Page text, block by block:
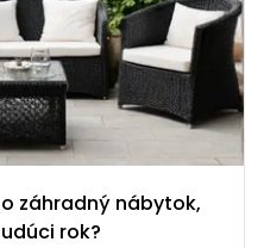
záhradný nábytok,
rok?